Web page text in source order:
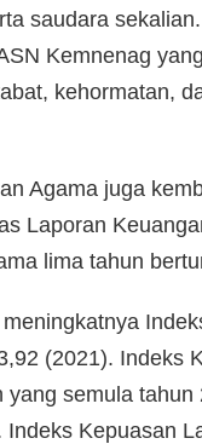
saudara
Kemnenag
kehormatan,
Agama juga
Laporan
lima tahun
(2021). Indeks
yang semula
Kepuasan